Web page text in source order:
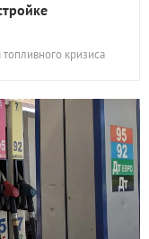
кризиса